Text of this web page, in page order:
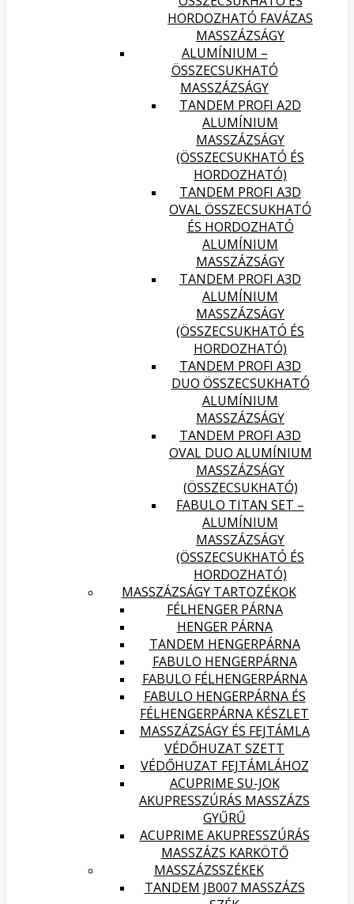
HORDOZHATÓ FAVÁZAS
MASSZÁZSÁGY
ALUMÍNIUM –
ÖSSZECSUKHATÓ
MASSZÁZSÁGY
TANDEM PROFI A2D
ALUMÍNIUM
MASSZÁZSÁGY
(ÖSSZECSUKHATÓ ÉS
HORDOZHATÓ)
TANDEM PROFI A3D
OVAL ÖSSZECSUKHATÓ
ÉS HORDOZHATÓ
ALUMÍNIUM
MASSZÁZSÁGY
TANDEM PROFI A3D
ALUMÍNIUM
MASSZÁZSÁGY
(ÖSSZECSUKHATÓ ÉS
HORDOZHATÓ)
TANDEM PROFI A3D
DUO ÖSSZECSUKHATÓ
ALUMÍNIUM
MASSZÁZSÁGY
TANDEM PROFI A3D
OVAL DUO ALUMÍNIUM
MASSZÁZSÁGY
(ÖSSZECSUKHATÓ)
FABULO TITAN SET –
ALUMÍNIUM
MASSZÁZSÁGY
(ÖSSZECSUKHATÓ ÉS
HORDOZHATÓ)
MASSZÁZSÁGY TARTOZÉKOK
FÉLHENGER PÁRNA
HENGER PÁRNA
TANDEM HENGERPÁRNA
FABULO HENGERPÁRNA
FABULO FÉLHENGERPÁRNA
FABULO HENGERPÁRNA ÉS
FÉLHENGERPÁRNA KÉSZLET
MASSZÁZSÁGY ÉS FEJTÁMLA
VÉDŐHUZAT SZETT
VÉDŐHUZAT FEJTÁMLÁHOZ
ACUPRIME SU-JOK
AKUPRESSZÚRÁS MASSZÁZS
GYŰRŰ
ACUPRIME AKUPRESSZÚRÁS
MASSZÁZS KARKÖTŐ
MASSZÁZSSZÉKEK
TANDEM JB007 MASSZÁZS